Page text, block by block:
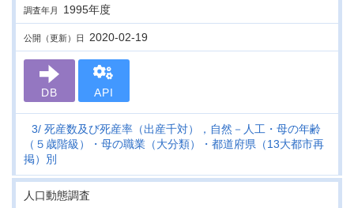
調査年月 1995年度
公開（更新）日 2020-02-19
DB API
3 死産数及び死産率（出産千対），自然－人工・母の年齢
（５歳階級）・母の職業（大分類）・都道府県（13大都市再
掲）別
人口動態調査